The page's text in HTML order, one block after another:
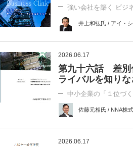
強い会社を築く ビジ
井上和弘氏 / アイ・
2026.06.17
第九十六話 差別
ライバルを知り
中小企業の「１位づ
佐藤元相氏 / NNA株
2026.06.17